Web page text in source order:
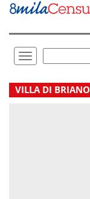
Vai
direttamente
Toggle
navigation
.
VILLA DI BRIANO